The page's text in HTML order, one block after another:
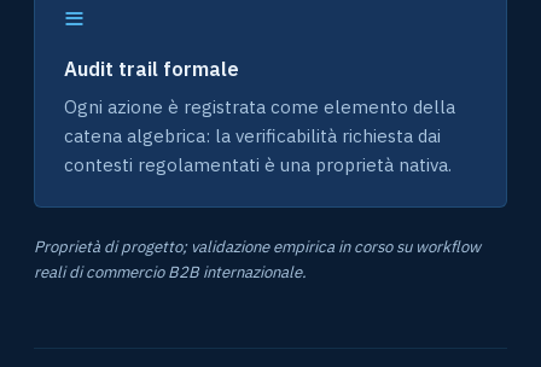
≡
Audit trail formale
Ogni azione è registrata come elemento della
catena algebrica: la verificabilità richiesta dai
contesti regolamentati è una proprietà nativa.
Proprietà di progetto; validazione empirica in corso su workflow
reali di commercio B2B internazionale.